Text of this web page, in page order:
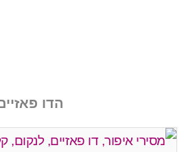
הדו